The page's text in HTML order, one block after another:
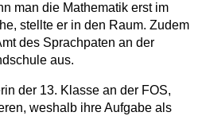
man die Mathematik erst im
stellte er in den Raum. Zudem
des Sprachpaten an der
aus.
der 13. Klasse an der FOS,
weshalb ihre Aufgabe als